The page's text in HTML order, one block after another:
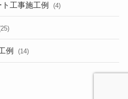
工事施工例 (4)
例 (14)